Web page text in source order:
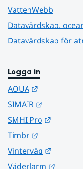
VattenWebb
Datavärdskap,
Datavärdskap för
Logga in
AQUA
SIMAIR
SMHI Pro
Timbr
Vinterväg
Väderlarm